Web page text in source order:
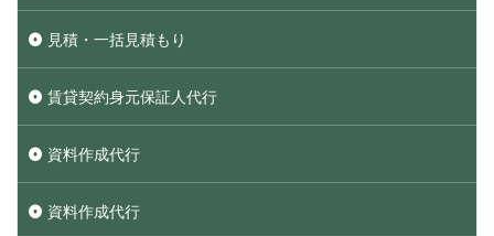
見積・一括見積もり
賃貸契約身元保証人代行
資料作成代行
資料作成代行